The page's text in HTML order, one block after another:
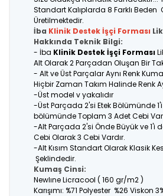
Standart Kalıplarda 8 Farklı Beden
Üretilmektedir.
İba Klinik Destek İşçi Forması
Hakkında Teknik Bilgi:
- İba Klinik Destek İşçi Forması
Alt Olarak 2 Parçadan Oluşan Bir
- Alt ve Üst Parçalar Aynı Renk
Hiçbir Zaman Takım Halinde Renk
-Üst model v yakalıdır
-Üst Parçada 2'si Etek Bölümünde
bölümünde Toplam 3 Adet Cebi
-Alt Parçada 2'si Önde Büyük ve 1'i
Cebi Olarak 3 Cebi Vardır.
-Alt Kısım Standart Olarak Klasik
Şeklindedir.
Kumaş Cinsi:
Newlıne Licracool ( 160 gr/m2 )
Karışımı: %71 Polyester %26 Viskon